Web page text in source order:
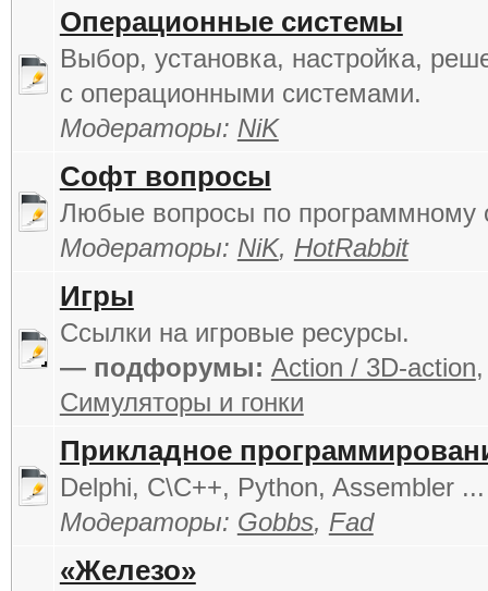
Операционные системы
Выбор, установка, настройка,
с операционными системами.
Модераторы: NiK
Софт вопросы
Любые вопросы по программному
Модераторы: NiK, HotRabbit
Игры
Cсылки на игровые ресурсы.
— подфорумы: Action / 3D-action
Симуляторы и гонки
Прикладное
Delphi, C\C++, Python, Assembler ...
Модераторы: Gobbs, Fad
«Железо»